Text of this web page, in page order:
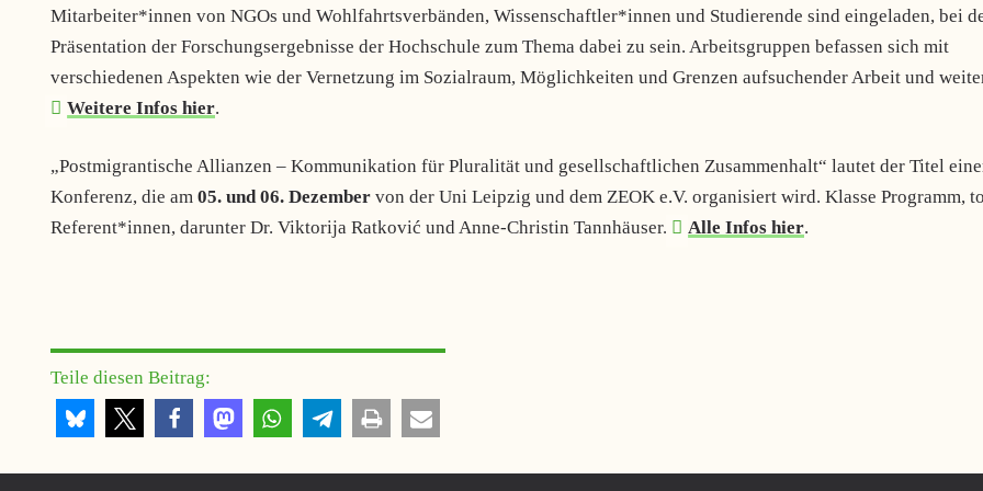
Mitarbeiter*innen von NGOs und Wohlfahrtsverbänden, Wissenschaftler*innen und Studierende sind eingeladen, bei
Präsentation der Forschungsergebnisse der Hochschule zum Thema dabei zu sein. Arbeitsgruppen befassen sich mit
verschiedenen Aspekten wie der Vernetzung im Sozialraum, Möglichkeiten und Grenzen aufsuchender Arbeit und
Weitere Infos hier.
„Postmigrantische Allianzen – Kommunikation für Pluralität und gesellschaftlichen Zusammenhalt“ lautet der Titel
Konferenz, die am 05. und 06. Dezember von der Uni Leipzig und dem ZEOK e.V. organisiert wird. Klasse Programm,
Referent*innen, darunter Dr. Viktorija Ratković und Anne-Christin Tannhäuser.
Alle Infos hier.
Teile diesen Beitrag: